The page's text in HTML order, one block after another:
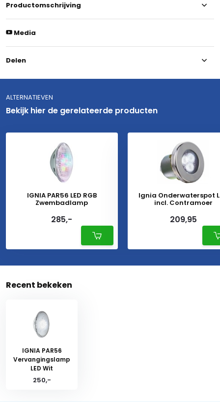
Productomschrijving
Media
Delen
ALTERNATIEVEN
Bekijk hier de gerelateerde producten
IGNIA PAR56 LED RGB
Zwembadlamp
285,-
Ignia Onderwaterspot
incl. Contramoer
209,95
Recent bekeken
IGNIA PAR56
Vervangingslamp
LED Wit
250,-